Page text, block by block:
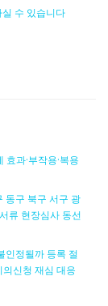
수 있습니다
과·부작용·복용
동구 북구 서구 광
류 현장심사 동선
인정될까 등록 절
신청 재심 대응